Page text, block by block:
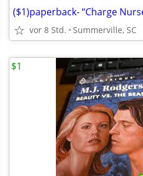
($1)paperback- “Charge
vor 8 Std. Summerville, SC
$1